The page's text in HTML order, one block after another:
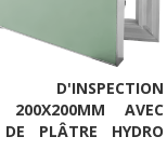
D'INSPECTION
200X200MM AVEC
PLÂTRE HYDRO